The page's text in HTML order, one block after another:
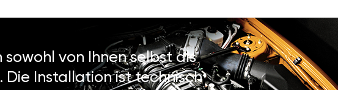
von Ihnen selbst als
Installation ist technisch